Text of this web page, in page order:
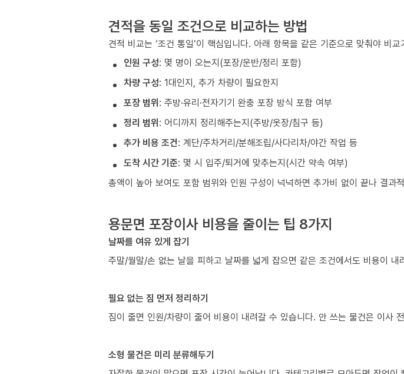
견적을 동일 조건으로 비교하는 방법
견적 비교는 ‘조건 통일’이 핵심입니다. 아래 항목을 같은 기준으로 맞춰야 비교
인원 구성: 몇 명이 오는지(포장/운반/정리 포함)
차량 구성: 1대인지, 추가 차량이 필요한지
포장 범위: 주방·유리·전자기기 완충 포장 방식 포함 여부
정리 범위: 어디까지 정리해주는지(주방/옷장/침구 등)
추가 비용 조건: 계단/주차거리/분해조립/사다리차/야간 작업 등
도착 시간 기준: 몇 시 입주/퇴거에 맞추는지(시간 약속 여부)
총액이 높아 보여도 포함 범위와 인원 구성이 넉넉하면 추가비 없이 끝나 결과
용문면 포장이사 비용을 줄이는 팁 8가지
날짜를 여유 있게 잡기
주말/월말/손 없는 날을 피하고 날짜를 넓게 잡으면 같은 조건에서도 비용이 내
필요 없는 짐 먼저 정리하기
짐이 줄면 인원/차량이 줄어 비용이 내려갈 수 있습니다. 안 쓰는 물건은 이사
소형 물건은 미리 분류해두기